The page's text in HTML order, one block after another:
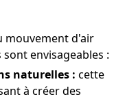
mouvement d'air
envisageables :
naturelles : cette
à créer des